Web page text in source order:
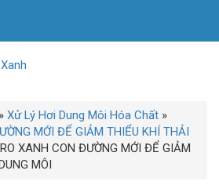
» Xử Lý Hơi Dung Môi Hóa Chất »
MỚI ĐỂ GIẢM THIỂU KHÍ THẢI
XANH CON ĐƯỜNG MỚI ĐỂ GIẢM
MÔI